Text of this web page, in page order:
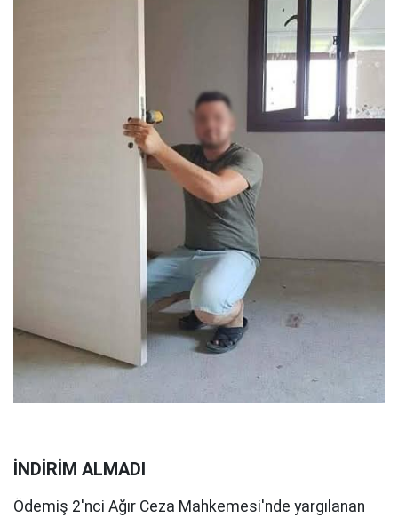
İNDİRİM ALMADI
Ödemiş 2'nci Ağır Ceza Mahkemesi'nde yargılanan